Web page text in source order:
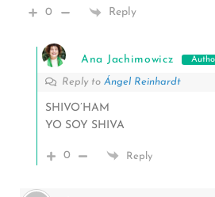
0 Reply
Ana Jachimowicz
Reply to Ángel Reinhardt
SHIVO’HAM
YO SOY SHIVA
0 Reply